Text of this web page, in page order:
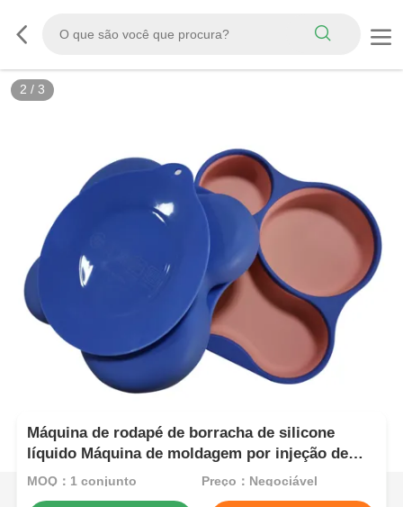
2 / 3
Máquina de rodapé de borracha de silicone
líquido Máquina de moldagem por injeção de
borracha de silicone de duas cores
MOQ：1 conjunto Preço：Negociável